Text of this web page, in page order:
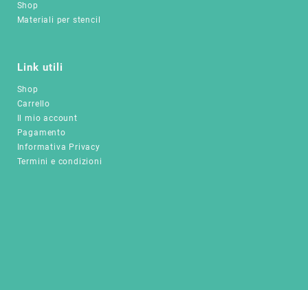
Shop
Materiali per stencil
Link utili
Shop
Carrello
Il mio account
Pagamento
Informativa Privacy
Termini e condizioni